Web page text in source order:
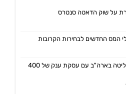
על שוק הדאטה סנטרס
המס החדשים לבחירות הקרובות
דוראל מהדקת שליטה בארה"ב עם עסקת ענק של 400